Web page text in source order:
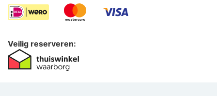
Veilig reserveren: